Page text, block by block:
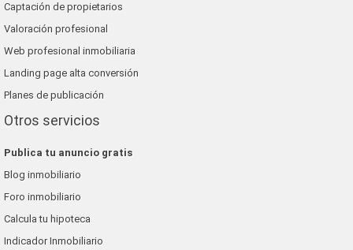
Captación de propietarios
Valoración profesional
Web profesional inmobiliaria
Landing page alta conversión
Planes de publicación
Otros servicios
Publica tu anuncio gratis
Blog inmobiliario
Foro inmobiliario
Calcula tu hipoteca
Indicador Inmobiliario